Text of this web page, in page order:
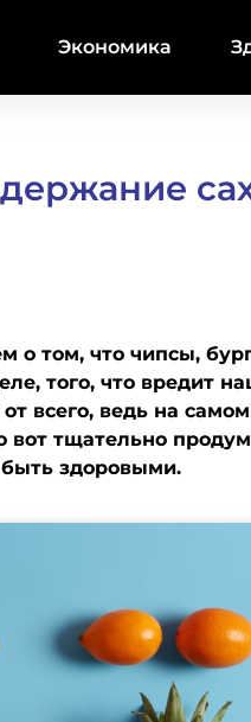
Экономика
о том, что чипсы,
того, что вредит
всего, ведь на самом
вот тщательно
здоровыми.